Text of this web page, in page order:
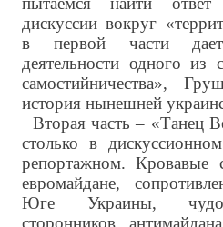
дискуссии вокруг
в первой части
деятельности одного из
самостийничества»,
история нынешней
Вторая часть – «Танец
столько в
репортажном. Кровавые
евромайдане,
Юге Украины,